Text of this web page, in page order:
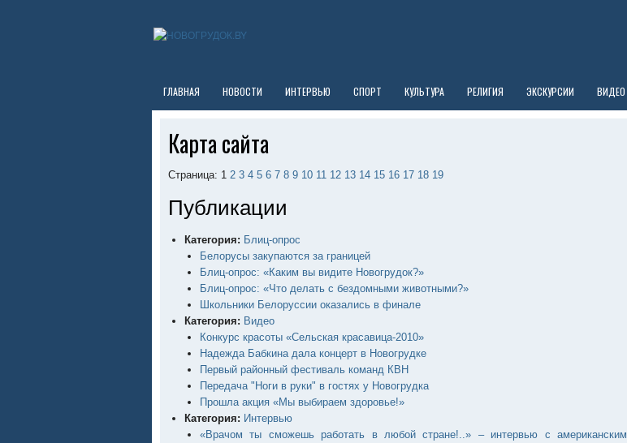
ГЛАВНАЯ НОВОСТИ ИНТЕРВЬЮ СПОРТ КУЛЬТУРА РЕЛИГИЯ ЭКСКУРСИИ ВИДЕО
Карта сайта
Страница: 1 2 3 4 5 6 7 8 9 10 11 12 13 14 15 16 17 18 19
Публикации
Категория: Блиц-опрос
Белорусы закупаются за границей
Блиц-опрос: «Каким вы видите Новогрудок?»
Блиц-опрос: «Что делать с бездомными животными?»
Школьники Белоруссии оказались в финале
Категория: Видео
Конкурс красоты «Сельская красавица-2010»
Надежда Бабкина дала концерт в Новогрудке
Первый районный фестиваль команд КВН
Передача "Ноги в руки" в гостях у Новогрудка
Прошла акция «Мы выбираем здоровье!»
Категория: Интервью
«Врачом ты сможешь работать в любой стране!..» – интервью с американским